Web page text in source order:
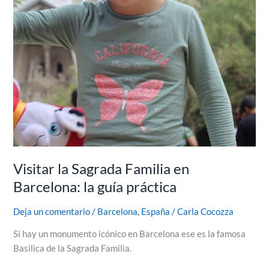
Visitar la Sagrada Familia en
Barcelona: la guía práctica
Deja un comentario / Barcelona, España /Carla Cocozza
Si hay un monumento icónico en Barcelona ese es la famosa
Basilica de la Sagrada Familia.